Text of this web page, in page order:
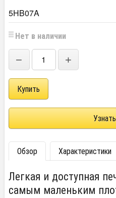
5HB07A
Нет в наличии
− +
Обзор Характеристики
Легкая и доступная
самым маленьким